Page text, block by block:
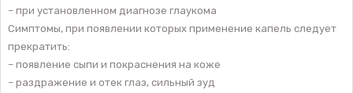
– при установленном диагнозе глаукома
Симптомы, при появлении которых применение капель следует
прекратить:
– появление сыпи и покраснения на коже
– раздражение и отек глаз, сильный зуд